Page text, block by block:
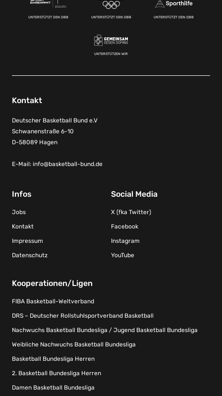
UNTERSTÜTZT DEN DBB UNTERSTÜTZT DEN DBB UNTERSTÜTZT DEN DBB
UNTERSTÜTZEN WIR
Kontakt
Deutscher Basketball Bund e.V
Schwanenstraße 6-10
D-58089 Hagen
E-Mail: info@basketball-bund.de
Infos
Jobs
Kontakt
Impressum
Datenschutz
Social Media
X (fka Twitter)
Facebook
Instagram
YouTube
Kooperationen/Ligen
FIBA Basketball-Weltverband
DRS – Deutscher Rollstuhlsportverband Basketball
Nachwuchs Basketball Bundesliga / Jugend Basketball Bundesliga
Weibliche Nachwuchs Basketball Bundesliga
Basketball Bundesliga Herren
2. Basketball Bundesliga Herren
Damen Basketball Bundesliga